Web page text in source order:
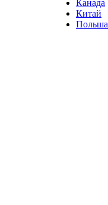
Канада
Китай
Польша